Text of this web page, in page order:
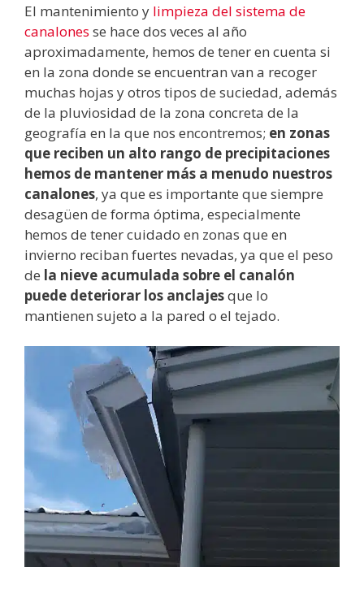
El mantenimiento y limpieza del sistema de
canalones se hace dos veces al año
aproximadamente, hemos de tener en cuenta si
en la zona donde se encuentran van a recoger
muchas hojas y otros tipos de suciedad, además
de la pluviosidad de la zona concreta de la
geografía en la que nos encontremos; en zonas
que reciben un alto rango de precipitaciones
hemos de mantener más a menudo nuestros
canalones, ya que es importante que siempre
desagüen de forma óptima, especialmente
hemos de tener cuidado en zonas que en
invierno reciban fuertes nevadas, ya que el peso
de la nieve acumulada sobre el canalón
puede deteriorar los anclajesque lo
mantienen sujeto a la pared o el tejado.